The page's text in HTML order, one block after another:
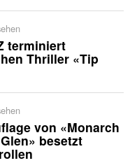
terminiert
Thriller «Tip
von «Monarch
besetzt